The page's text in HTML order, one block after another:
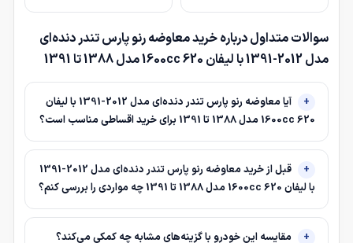
سوالات متداول درباره خرید معاوضه رنو پارس تندر دنده‌ای
مدل 2012-1391 با لیفان 620 1600cc مدل 1388 تا 1391
آیا معاوضه رنو پارس تندر دنده‌ای مدل 2012-1391 با لیفان
620 1600cc مدل 1388 تا 1391 برای خرید اقساطی مناسب است؟
قبل از خرید معاوضه رنو پارس تندر دنده‌ای مدل 2012-1391
با لیفان 620 1600cc مدل 1388 تا 1391 چه مواردی را بررسی کنم؟
مقایسه این خودرو با گزینه‌های مشابه چه کمکی می‌کند؟